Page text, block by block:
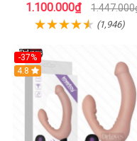
1.100.000₫
(1,946)
-37%
Hot
4.8